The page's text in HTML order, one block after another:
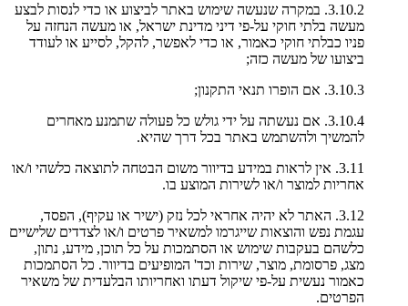
3.10.2. במקרה שנעשה שימוש באתר לביצוע או כדי לנסות לבצע
מעשה בלתי חוקי על-פי דיני מדינת ישראל, או מעשה הנחזה על
פניו כבלתי חוקי כאמור, או כדי לאפשר, להקל, לסייע או לעודד
ביצועו של מעשה כזה;
3.10.3. אם הופרו תנאי התקנון;
3.10.4. אם נעשתה על ידי גולש כל פעולה שתמנע מאחרים
להמשיך ולהשתמש באתר בכל דרך שהיא.
3.11. אין לראות במידע בדיוור משום הבטחה לתוצאה כלשהי ו/או
אחריות למוצר ו/או לשירות המוצע בו.
3.12. האתר לא יהיה אחראי לכל נזק (ישיר או עקיף), הפסד,
עגמת נפש והוצאות שייגרמו למשאיר פרטים ו/או לצדדים שלישיים
כלשהם בעקבות שימוש או הסתמכות על כל תוכן, מידע, נתון,
מצג, פרסומת, מוצר, שירות וכד' המופיעים בדיוור. כל הסתמכות
כאמור נעשית על-פי שיקול דעתו ואחריותו הבלעדית של משאיר
הפרטים.